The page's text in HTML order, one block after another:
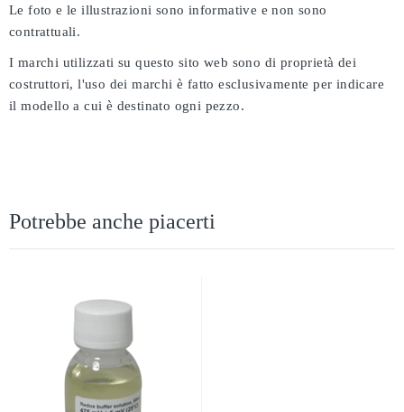
Le foto e le illustrazioni sono informative e non sono
contrattuali.
I marchi utilizzati su questo sito web sono di proprietà dei
costruttori, l'uso dei marchi è fatto esclusivamente per indicare
il modello a cui è destinato ogni pezzo.
Potrebbe anche piacerti